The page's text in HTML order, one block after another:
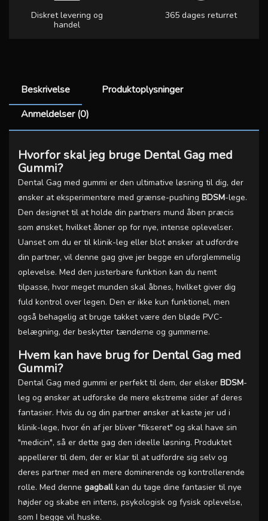
Diskret levering og
handel
365 dages returret
Beskrivelse
Produktoplysninger
Anmeldelser (0)
Hvorfor skal jeg bruge Dental Gag med
Gummi?
Dental Gag med gummi er den ultimative løsning til dig, der
ønsker at eksperimentere med grænse-pushing BDSM-lege.
Den designet til at holde din partners mund åben præcis
som ønsket, hvilket åbner op for nye, intense oplevelser.
Uanset om du er til klinik-leg eller blot ønsker at udfordre
din partner, vil denne gag give jer begge en uforglemmelig
oplevelse. Med den justerbare funktion kan du nemt
tilpasse, hvor meget munden skal åbnes, hvilket giver dig
fuld kontrol over legen. Den er ikke kun funktionel, men
også behagelig at bruge takket være den bløde PVC-
belægning, der beskytter tænderne og gummerne.
Hvem kan have brug for Dental Gag med
Gummi?
Dental Gag med gummi er perfekt til dem, der elsker BDSM-
leg og ønsker at udforske de mere ekstreme sider af deres
fantasier. Hvis du og din partner ønsker at kaste jer ud i
klinik-lege, hvor én af jer bliver "fikseret" og skal have sin
"medicin", så er dette gag den ideelle løsning. Produktet
appellerer til dem, der er klar til at udfordre sig selv og
deres partner med en mere dominerende og kontrollerende
rolle. Med denne gagballkan du tage dine fantasier til nye
højder og skabe en intens, psykologisk og fysisk oplevelse,
som I begge vil huske.